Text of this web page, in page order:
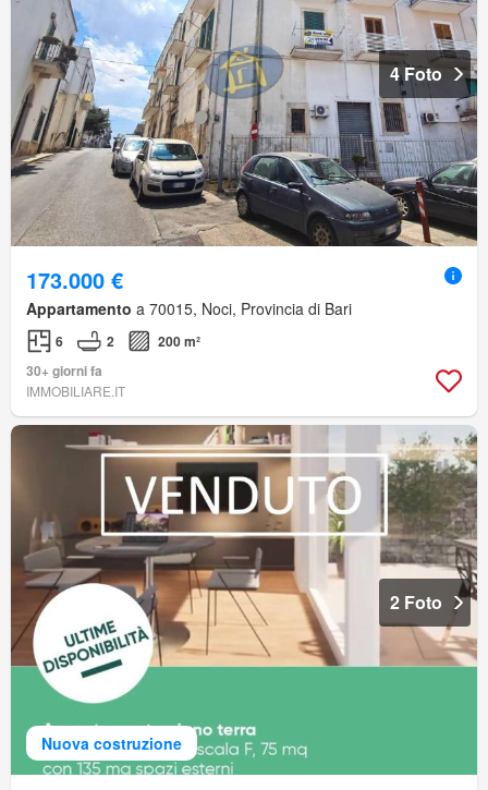
4 Foto
173.000 €
Appartamento a 70015, Noci, Provincia di Bari
6 2
200 m²
30+ giorni fa
IMMOBILIARE.IT
Nuova costruzione
2 Foto